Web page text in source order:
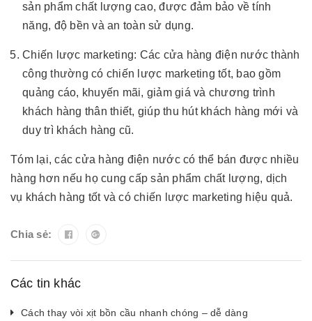
sản phẩm chất lượng cao, được đảm bảo về tính
năng, độ bền và an toàn sử dụng.
Chiến lược marketing: Các cửa hàng điện nước thành
công thường có chiến lược marketing tốt, bao gồm
quảng cáo, khuyến mãi, giảm giá và chương trình
khách hàng thân thiết, giúp thu hút khách hàng mới và
duy trì khách hàng cũ.
Tóm lại, các cửa hàng điện nước có thể bán được nhiều
hàng hơn nếu họ cung cấp sản phẩm chất lượng, dịch
vụ khách hàng tốt và có chiến lược marketing hiệu quả.
Chia sẻ:
Các tin khác
Cách thay vòi xịt bồn cầu nhanh chóng – dễ dàng